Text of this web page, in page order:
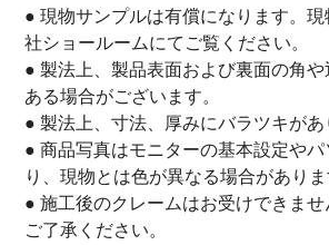
● 現物サンプルは有償になります。
社ショールームにてご覧ください。
● 製法上、製品表面および裏面の角
ある場合がございます。
● 製法上、寸法、厚みにバラツキがあ
● 商品写真はモニターの基本設定やパ
り、現物とは色が異なる場合がありま
● 施工後のクレームはお受けできま
ご了承ください。